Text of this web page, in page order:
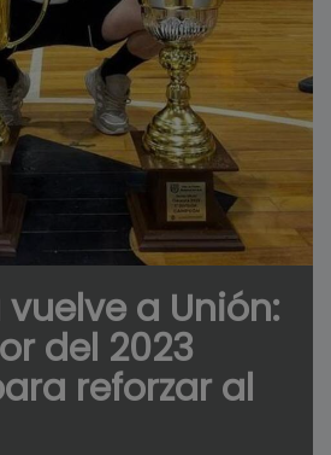
a Unión:
del 2023
reforzar al